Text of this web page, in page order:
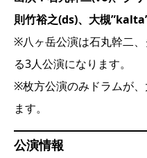
則竹裕之(ds)、大槻
※八ヶ岳公演は石丸幹二
る3人公演になります。
※枚方公演のみドラムが、
ます。
公演情報